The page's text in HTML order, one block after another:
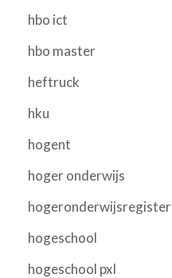
hbo ict
hbo master
heftruck
hku
hogent
hoger onderwijs
hogeronderwijsregister
hogeschool
hogeschool pxl